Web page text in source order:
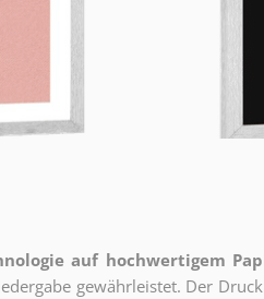
auf hochwertigem
gewährleistet. Der